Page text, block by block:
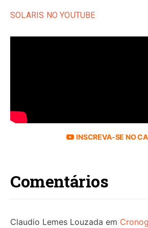
SOLARIS NO YOUTUBE
INSCREVA-SE NO
Comentários
Claudio Lemes Louzada em